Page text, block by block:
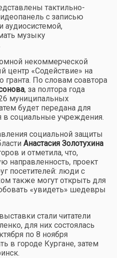
тактильно-
с записью
аудиосистемой,
музыку
некоммерческой
центр «Содействие» на
гранта. По словам соавтора
, за полтора года
муниципальных
будет передана для
в социальные учреждения.
социальной защиты
Анастасия Золотухина
и отметила, что,
направленность, проект
посетителей: люди с
также могут открыть для
«увидеть» шедевры
стали читатели
для них состоялась
по 8 ноября
в городе Кургане, затем